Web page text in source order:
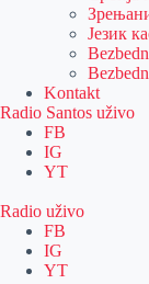
Језик
Kontakt
Radio Santos uživo
FB
IG
YT
Radio uživo
FB
IG
YT